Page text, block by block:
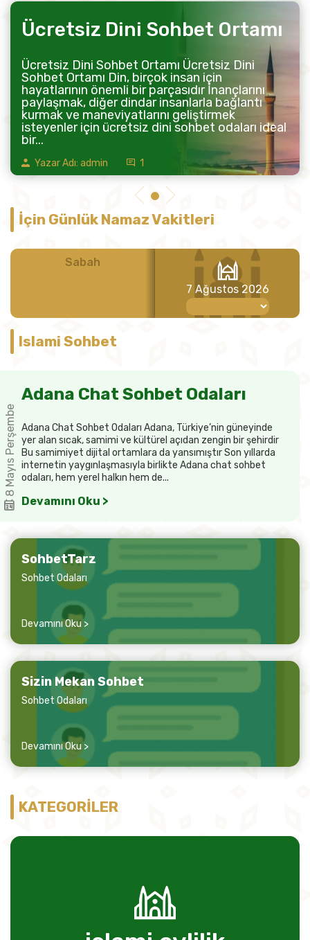
Ücretsiz Dini Sohbet Ortamı
Ücretsiz Dini Sohbet Ortamı Ücretsiz Dini
Sohbet Ortamı Din, birçok insan için
hayatlarının önemli bir parçasıdır İnançlarını
paylaşmak, diğer dindar insanlarla bağlantı
kurmak ve maneviyatlarını geliştirmek
isteyenler için ücretsiz dini sohbet odaları ideal
bir...
Yazar Adı: admin 1
İçin Günlük Namaz Vakitleri
Sabah Öğle
7 Ağustos 2026
Islami Sohbet
8 Mayıs Perşembe
Adana Chat Sohbet Odaları
Adana Chat Sohbet Odaları Adana, Türkiye’nin güneyinde
yer alan sıcak, samimi ve kültürel açıdan zengin bir şehirdir
Bu samimiyet dijital ortamlara da yansımıştır Son yıllarda
internetin yaygınlaşmasıyla birlikte Adana chat sohbet
odaları, hem yerel halkın hem de...
Devamını Oku >
SohbetTarz
Sohbet Odaları
Devamını Oku >
Sizin Mekan Sohbet
Sohbet Odaları
Devamını Oku >
KATEGORİLER